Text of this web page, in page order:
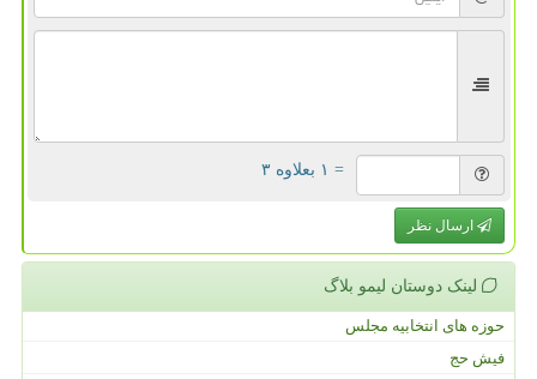
= ۱ بعلاوه ۳
ارسال نظر
لینک دوستان لیمو بلاگ
حوزه های انتخابیه مجلس
فیش حج